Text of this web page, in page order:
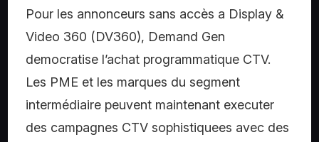
Pour les annonceurs sans accès a Display &
Video 360 (DV360), Demand Gen
democratise l’achat programmatique CTV.
Les PME et les marques du segment
intermédiaire peuvent maintenant executer
des campagnes CTV sophistiquees avec des